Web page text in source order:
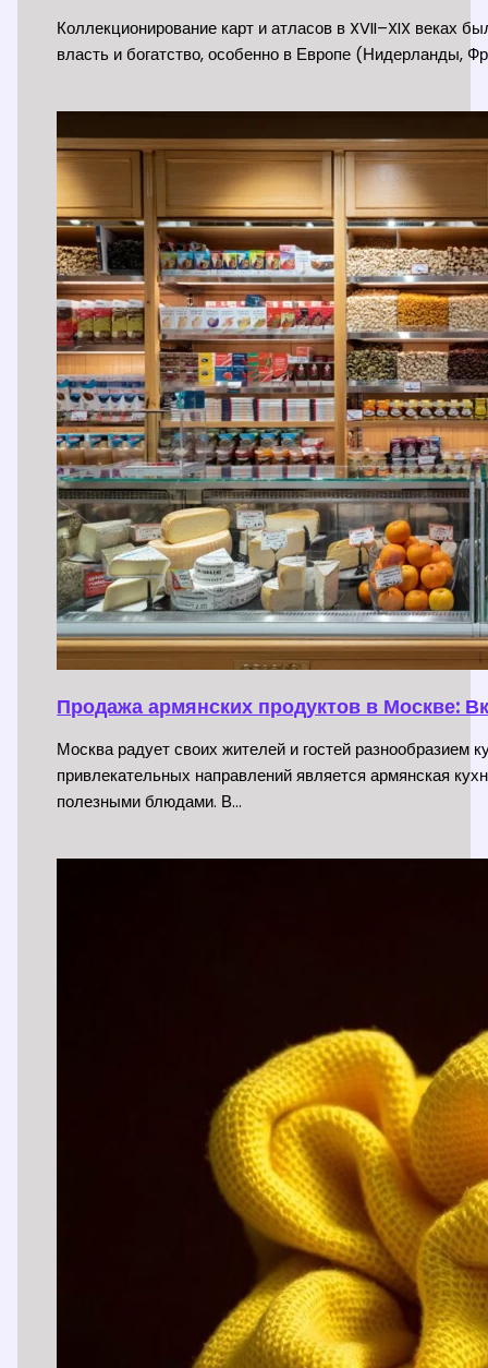
Коллекционирование карт и атласов в XVII–XIX веках
власть и богатство, особенно в Европе (Нидерланды,
Продажа армянских продуктов в Москве:
Москва радует своих жителей и гостей
привлекательных направлений является армянская
полезными блюдами. В…